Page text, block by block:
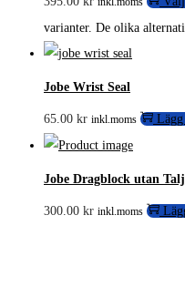
varianter. De olika
Jobe Wrist Seal
65.00 kr inkl.moms
Jobe Dragblock utan
300.00 kr inkl.moms